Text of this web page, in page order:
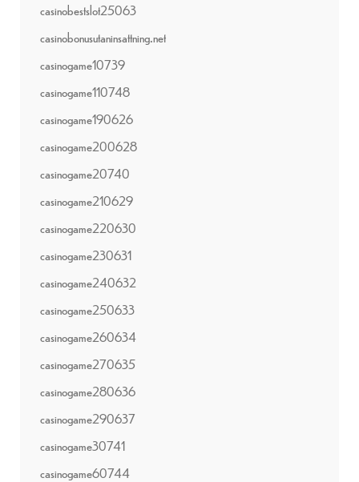
casinobestslot25063
casinobonusutaninsattning.net
casinogame10739
casinogame110748
casinogame190626
casinogame200628
casinogame20740
casinogame210629
casinogame220630
casinogame230631
casinogame240632
casinogame250633
casinogame260634
casinogame270635
casinogame280636
casinogame290637
casinogame30741
casinogame60744